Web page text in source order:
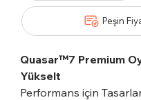
Peşin
Quasar™7 Premium
Yükselt
Performans için